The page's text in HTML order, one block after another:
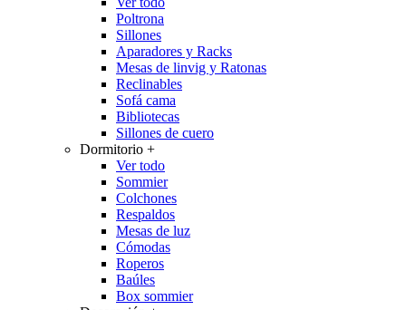
Poltrona
Sillones
Aparadores y Racks
Mesas de linvig y Ratonas
Reclinables
Sofá cama
Bibliotecas
Sillones de cuero
Dormitorio +
Ver todo
Sommier
Colchones
Respaldos
Mesas de luz
Cómodas
Roperos
Baúles
Box sommier